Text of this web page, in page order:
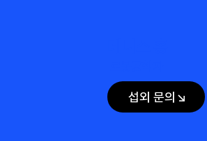
섭외 문의↘